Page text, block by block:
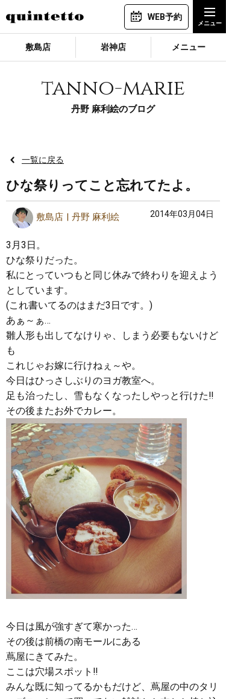
WEB予約
敷島店 岩神店 メニュー
tanno-marie
丹野 麻利絵のブログ
一覧に戻る
ひな祭りってこと忘れてたよ。
敷島店 丹野 麻利絵 2014年03月04日
3月3日。
ひな祭りだった。
私にとっていつもと同じ休みで終わりを迎えよう
としています。
(これ書いてるのはまだ3日です。)
あぁ～ぁ…
雛人形も出してなけりゃ、しまう必要もないけど
も
これじゃお嫁に行けねぇ～や。
今日はひっさしぶりのヨガ教室へ。
足も治ったし、雪もなくなったしやっと行けた‼︎
その後またお外でカレー。
今日は風が強すぎて寒かった…
その後は前橋の南モールにある
蔦屋にきてみた。
ここは穴場スポット‼︎
みんな既に知ってるかもだけど、蔦屋の中のタリ